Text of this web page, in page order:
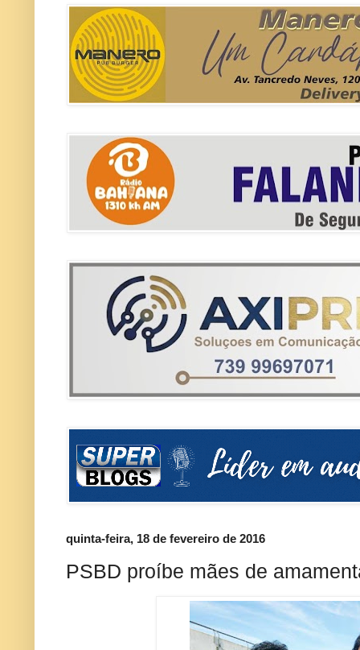
quinta-feira, 18 de fevereiro de 2016
PSBD proíbe mães de